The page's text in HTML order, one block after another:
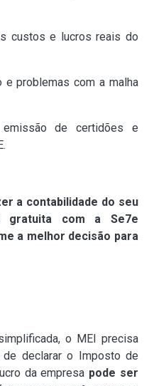
custos e lucros reais do
e problemas com a malha
emissão de certidões e
a contabilidade do seu
gratuita com a Se7e
a melhor decisão para
o MEI precisa
de declarar o Imposto de
da empresa pode ser